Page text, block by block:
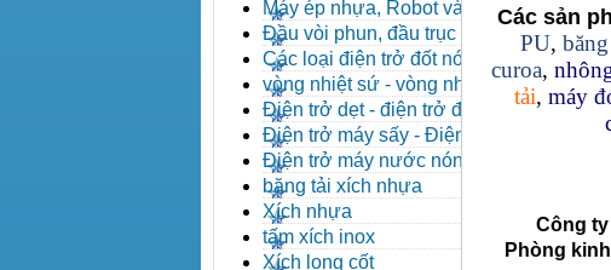
Máy ép nhựa, Robot và các
thiết bị máy phụ trợ
Đầu vòi phun, đầu trục vít,
kẹp khuôn, cảm biến
Các loại điện trở đốt nóng
vòng nhiệt sứ - vòng nhiệt
inox
Điện trở dẹt - điện trở đúc
nhôm, Halogen
Điện trở máy sấy - Điện trở
que - Điện trở U
Điện trở máy nước nóng -
Máy dầu nóng
băng tải xích nhựa
Xích nhựa
tấm xích inox
Xích long cốt
Các sản
PU,
curoa,
tải, máy
Công ty
Phòng kinh